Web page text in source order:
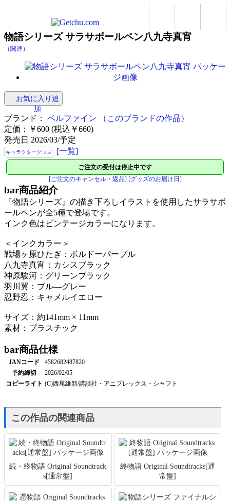
物語シリーズ サラサボールペン八九寺真宵
（関連）
お気に入り追
加
ブランド： ベルファイン
（このブランドの作品）
定価：￥600 (税込￥660)
発売日 2026/03/予定
キャラクターグッズ [一覧]
ご注文の受付は停止中です
[ご注文のキャンセル・返品] [グッズのお届け日]
bar商品紹介
『物語シリーズ』の描き下ろしイラストを使用したサラサボ
ールペンが全5種で登場です。
インク色はビンテージカラーになります。
＜インクカラー＞
戦場ヶ原ひたぎ：ボルドーパープル
八九寺真宵：カシスブラック
神原駿河：グリーンブラック
羽川翼：ブル―グレー
忍野忍：キャメルイエロー
サイズ：約141mm × 11mm
素材：プラスチック
bar商品仕様
JANコード
4582682487820
予約締切
2026/02/05
コピーライト (C)西尾維新/講談社・アニプレックス・シャフト
この作品の関連商品
続・終物語 Original Soundtrack
s[通常盤]
終物語 Original Soundtracks[通
常盤]